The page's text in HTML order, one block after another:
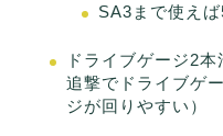
SA3まで使え
ドライブゲージ2
追撃でドライブゲ
ジが回りやすい）